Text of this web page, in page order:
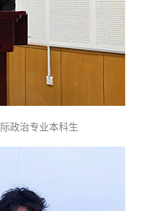
政治专业本科生